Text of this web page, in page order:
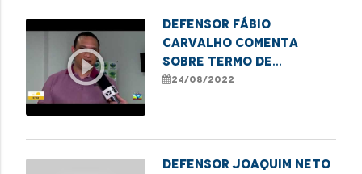
play_circle_outline
Defensor Fábio
Carvalho comenta
sobre termo de
cooperação que
24/08/2022
DEFENSOR JOAQUIM NETO